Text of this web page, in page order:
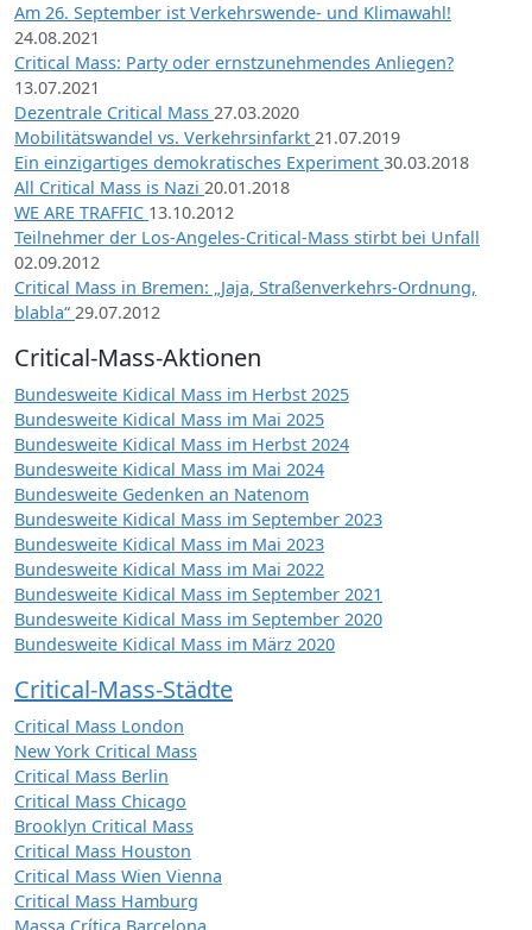
Am 26. September ist Verkehrswende- und Klimawahl!
24.08.2021
Critical Mass: Party oder ernstzunehmendes Anliegen?
13.07.2021
Dezentrale Critical Mass 27.03.2020
Mobilitätswandel vs. Verkehrsinfarkt 21.07.2019
Ein einzigartiges demokratisches Experiment 30.03.2018
All Critical Mass is Nazi 20.01.2018
WE ARE TRAFFIC 13.10.2012
Teilnehmer der Los-Angeles-Critical-Mass stirbt bei Unfall
02.09.2012
Critical Mass in Bremen: „Jaja, Straßenverkehrs-Ordnung,
blabla“ 29.07.2012
Critical-Mass-Aktionen
Bundesweite Kidical Mass im Herbst 2025
Bundesweite Kidical Mass im Mai 2025
Bundesweite Kidical Mass im Herbst 2024
Bundesweite Kidical Mass im Mai 2024
Bundesweite Gedenken an Natenom
Bundesweite Kidical Mass im September 2023
Bundesweite Kidical Mass im Mai 2023
Bundesweite Kidical Mass im Mai 2022
Bundesweite Kidical Mass im September 2021
Bundesweite Kidical Mass im September 2020
Bundesweite Kidical Mass im März 2020
Critical-Mass-Städte
Critical Mass London
New York Critical Mass
Critical Mass Berlin
Critical Mass Chicago
Brooklyn Critical Mass
Critical Mass Houston
Critical Mass Wien Vienna
Critical Mass Hamburg